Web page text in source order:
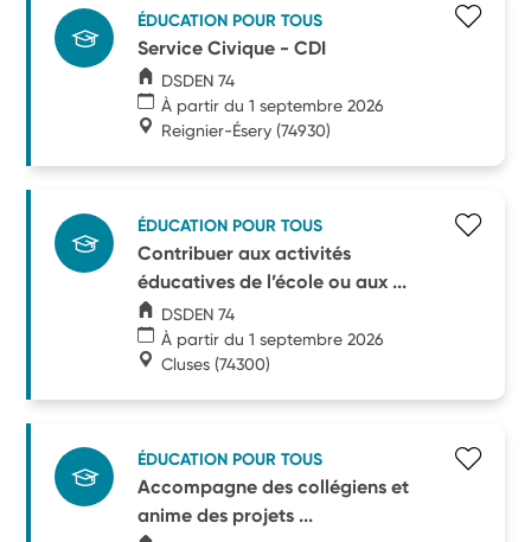
ÉDUCATION POUR TOUS
Service Civique - CDI
DSDEN 74
À partir du 1 septembre 2026
Reignier-Ésery (74930)
ÉDUCATION POUR TOUS
Contribuer aux activités
éducatives de l’école ou aux ...
DSDEN 74
À partir du 1 septembre 2026
Cluses (74300)
ÉDUCATION POUR TOUS
Accompagne des collégiens et
anime des projets ...